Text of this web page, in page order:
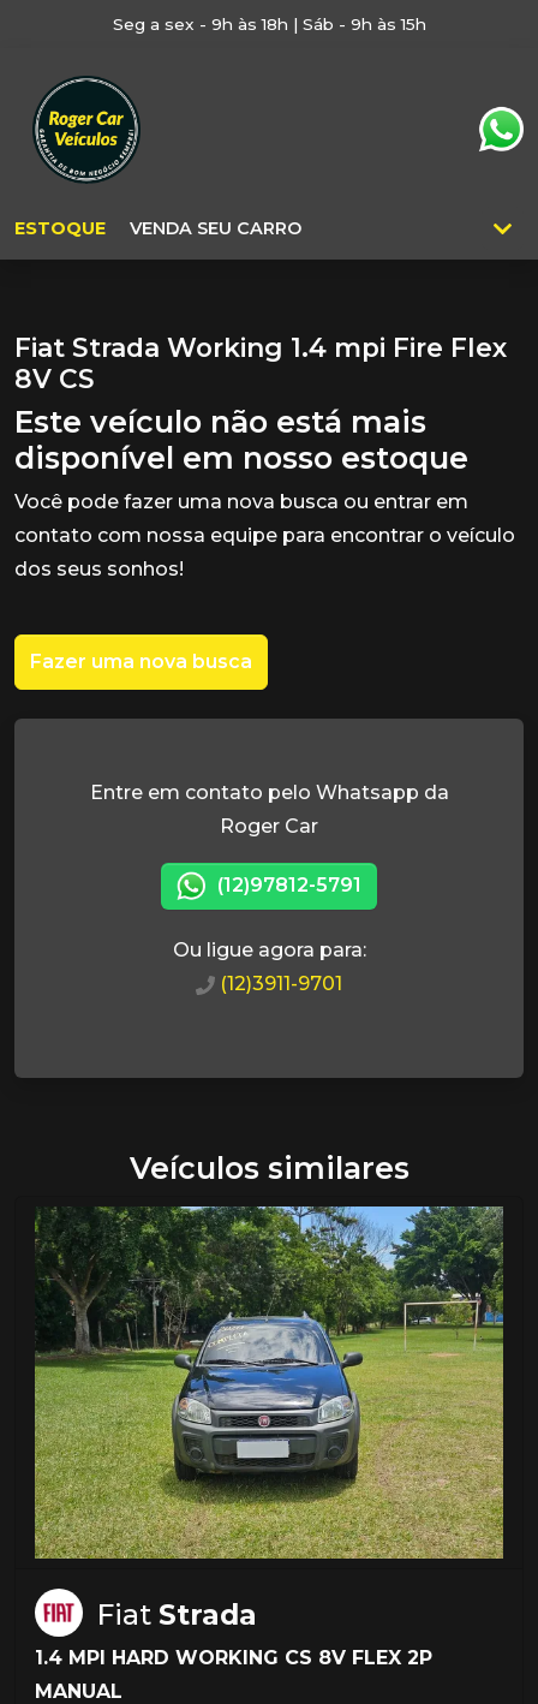
Seg a sex - 9h às 18h | Sáb - 9h às 15h
ESTOQUE VENDA SEU CARRO
Fiat Strada Working 1.4 mpi Fire Flex
8V CS
Este veículo não está mais
disponível em nosso estoque
Você pode fazer uma nova busca ou entrar em
contato com nossa equipe para encontrar o veículo
dos seus sonhos!
Fazer uma nova busca
Entre em contato pelo Whatsapp da
Roger Car
(12)97812-5791
Ou ligue agora para:
(12)3911-9701
Veículos similares
Fiat Strada
1.4 MPI HARD WORKING CS 8V FLEX 2P
MANUAL